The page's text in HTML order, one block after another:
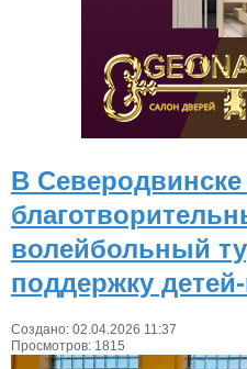
В Северодвинске
волейбольный
поддержку
Создано: 02.04.2026 11:37
Просмотров: 1815